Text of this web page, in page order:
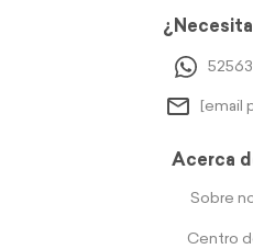
[email
Acerca
Sobre
Centro